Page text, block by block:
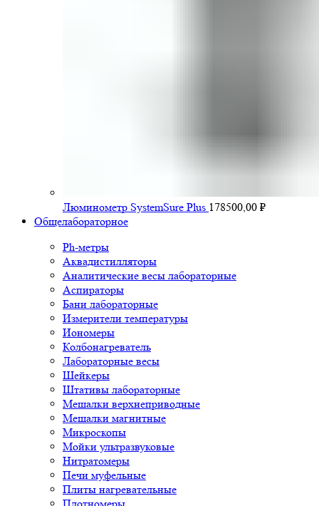
Люминометр SystemSure Plus 178500,00 ₽
Общелабораторное
Ph-метры
Аквадистилляторы
Аналитические весы лабораторные
Аспираторы
Бани лабораторные
Измерители температуры
Иономеры
Колбонагреватель
Лабораторные весы
Шейкеры
Штативы лабораторные
Мешалки верхнеприводные
Мешалки магнитные
Микроскопы
Мойки ультразвуковые
Нитратомеры
Печи муфельные
Плиты нагревательные
Плотномеры